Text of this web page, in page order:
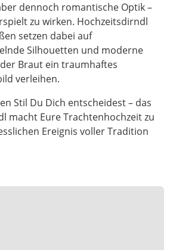
dennoch romantische Optik –
zu wirken. Hochzeitsdirndl
setzen dabei auf
Silhouetten und moderne
Braut ein traumhaftes
verleihen.
Stil Du Dich entscheidest – das
macht Eure Trachtenhochzeit zu
Ereignis voller Tradition